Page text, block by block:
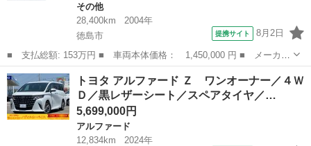
その他
28,400km
2004年
徳島市
提携サイト 8月2日
■ 支払総額: 153万円 ■ 車両本体価格： 1,450,000 円 ■ メーカー
名： トヨタ ■ 車種名： トヨエース ■ グレード名： １９９
０ｃｃ 平ボディ １．２５ｔ １．２５トン ガソリン ３人乗
り 走行２８...
徳島 徳島市 その他
トヨタ アルファード Ｚ ワンオーナー／４Ｗ
Ｄ／黒レザーシート／スペアタイヤ／…
5,699,000円
アルファード
12,834km
2024年